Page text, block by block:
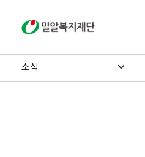
밀알복지재단
소식